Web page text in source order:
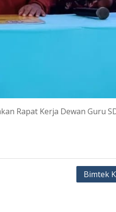
Rapat Kerja Dewan Guru
Bimtek